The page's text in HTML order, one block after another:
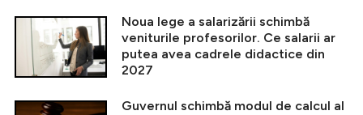
Noua lege a salarizării schimbă
veniturile profesorilor. Ce salarii ar
putea avea cadrele didactice din
2027
Guvernul schimbă modul de calcul al